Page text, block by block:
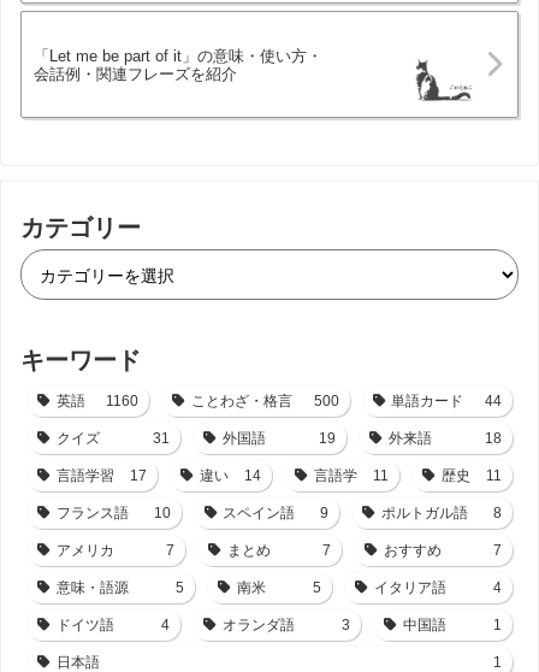
「Let me be part of it」の意味・使い方・
会話例・関連フレーズを紹介
カテゴリー
キーワード
英語 1160 ことわざ・格言 500 単語カード 44
クイズ 31 外国語 19 外来語 18
言語学習 17 違い 14 言語学 11 歴史 11
フランス語 10 スペイン語 9 ポルトガル語 8
アメリカ 7 まとめ 7 おすすめ 7
意味・語源 5 南米 5 イタリア語 4
ドイツ語 4 オランダ語 3 中国語 1
日本語 1